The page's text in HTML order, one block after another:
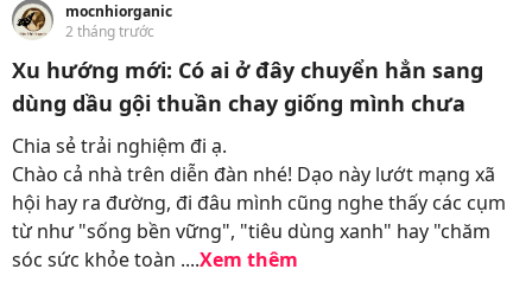
mocnhiorganic
2 tháng trước
Xu hướng mới: Có ai ở đây chuyển hẳn sang
dùng dầu gội thuần chay giống mình chưa
Chia sẻ trải nghiệm đi ạ.
Chào cả nhà trên diễn đàn nhé! Dạo này lướt mạng xã
hội hay ra đường, đi đâu mình cũng nghe thấy các cụm
từ như "sống bền vững", "tiêu dùng xanh" hay "chăm
sóc sức khỏe toàn ....Xem thêm